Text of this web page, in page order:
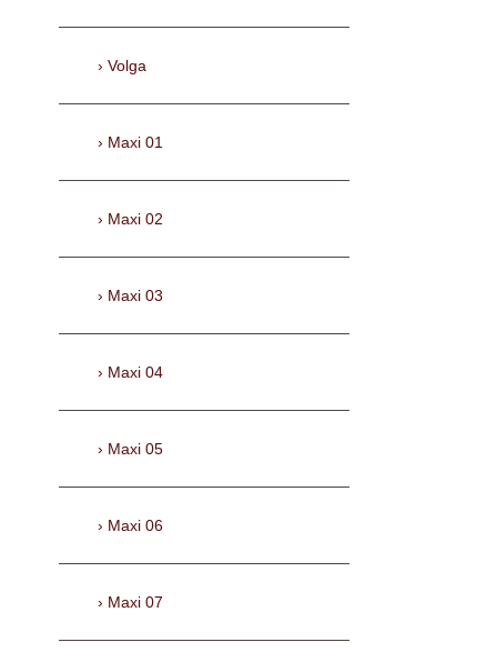
Volga
Maxi 01
Maxi 02
Maxi 03
Maxi 04
Maxi 05
Maxi 06
Maxi 07